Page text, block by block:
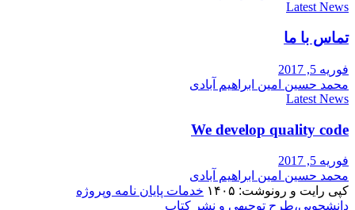
Latest News
تماس با ما
فوریه 5, 2017
محمد حسین امین ابراهیم آبادی
Latest News
We develop quality code
فوریه 5, 2017
محمد حسین امین ابراهیم آبادی
کپی رایت و رونوشت: ۱۴۰۵
خدمات پایان نامه وپروژه
دانشجویی،طرح توجیهی و نشر کتاب